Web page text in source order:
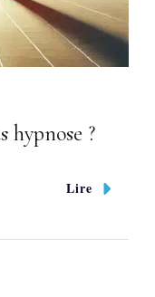
hypnose ?
Lire